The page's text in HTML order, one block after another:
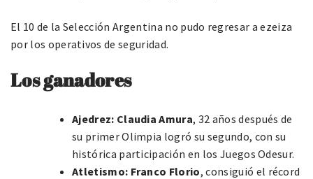
El 10 de la Selección Argentina no pudo regresar a ezeiza
por los operativos de seguridad.
Los ganadores
Ajedrez: Claudia Amura, 32 años después de
su primer Olimpia logró su segundo, con su
histórica participación en los Juegos Odesur.
Atletismo: Franco Florio, consiguió el récord